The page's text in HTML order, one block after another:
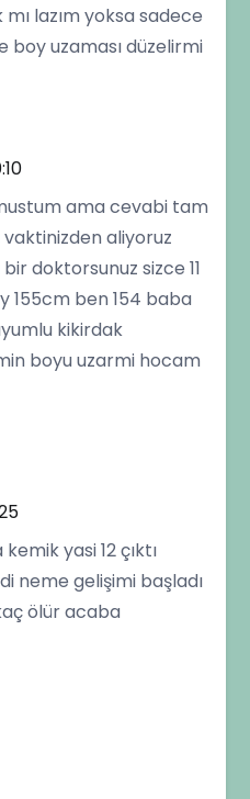
lazım yoksa sadece
boy uzaması düzelirmi
ama cevabi tam
aliyoruz
doktorsunuz sizce 11
155cm ben 154 baba
kikirdak
boyu uzarmi hocam
yasi 12 çıktı
neme gelişimi başladı
ölür acaba